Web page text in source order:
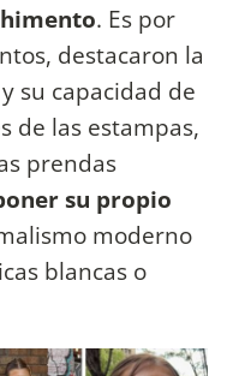
. Es por
destacaron la
su capacidad de
de las estampas,
prendas
su propio
moderno
blancas o